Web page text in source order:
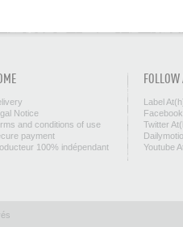
Notice
and conditions of use
payment
100% indépendant
Label
Twitter
Youtube